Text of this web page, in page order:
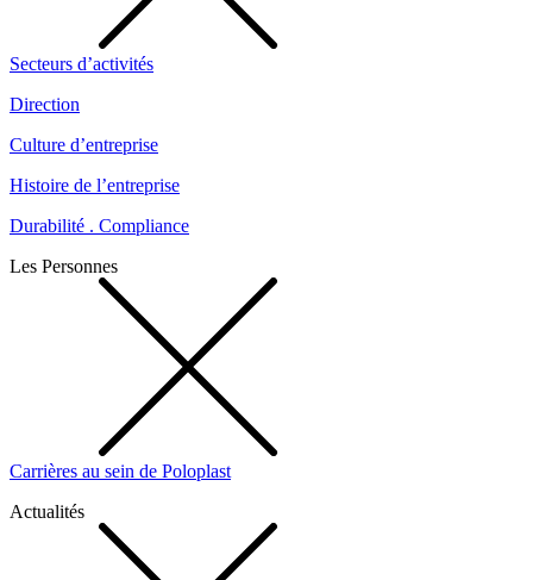
Secteurs d’activités
Direction
Culture d’entreprise
Histoire de l’entreprise
Durabilité . Compliance
Les Personnes
Carrières au sein de Poloplast
Actualités